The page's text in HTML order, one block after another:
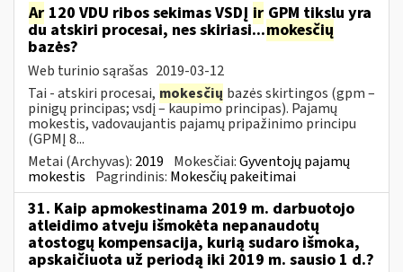
Ar 120 VDU ribos sekimas VSDĮ ir GPM tikslu yra
du atskiri procesai, nes skiriasi...mokesčių
bazės?
Web turinio sąrašas 2019-03-12
Tai - atskiri procesai, mokesčių bazės skirtingos (gpm –
pinigų principas; vsdį – kaupimo principas). Pajamų
mokestis, vadovaujantis pajamų pripažinimo principu
(GPMĮ 8...
Metai (Archyvas): 2019 Mokesčiai:Gyventojų pajamų
mokestis Pagrindinis: Mokesčių pakeitimai
31. Kaip apmokestinama 2019 m. darbuotojo
atleidimo atveju išmokėta nepanaudotų
atostogų kompensacija, kurią sudaro išmoka,
apskaičiuota už periodą iki 2019 m. sausio 1 d.?